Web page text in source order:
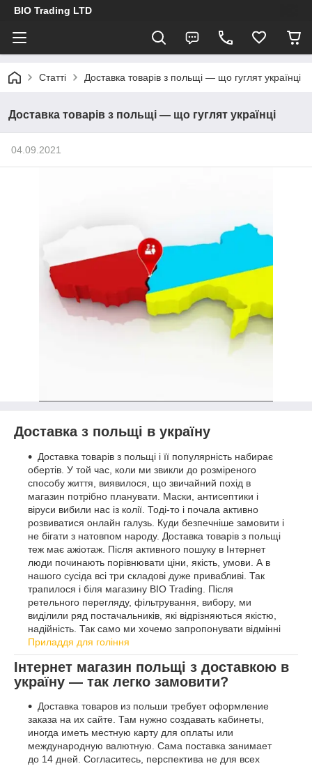
BIO Trading LTD
Статті Доставка товарів з польщі — що гуглят українці
Доставка товарів з польщі — що гуглят українці
04.09.2021
Доставка з польщі в україну
Доставка товарів з польщі і її популярність набирає
обертів. У той час, коли ми звикли до розміреного
способу життя, виявилося, що звичайний похід в
магазин потрібно планувати. Маски, антисептики і
віруси вибили нас із колії. Тоді-то і почала активно
розвиватися онлайн галузь. Куди безпечніше замовити і
не бігати з натовпом народу. Доставка товарів з польщі
теж має ажіотаж. Після активного пошуку в Інтернет
люди починають порівнювати ціни, якість, умови. А в
нашого сусіда всі три складові дуже привабливі. Так
трапилося і біля магазину BIO Trading. Після
ретельного перегляду, фільтрування, вибору, ми
виділили ряд постачальників, які відрізняються якістю,
надійність. Так само ми хочемо запропонувати відмінні
Приладдя для гоління
Інтернет магазин польщі з доставкою в
україну — так легко замовити?
Доставка товаров из польши требует оформление
заказа на их сайте. Там нужно создавать кабинеты,
иногда иметь местную карту для оплаты или
международную валютную. Сама поставка занимает
до 14 дней. Согласитесь, перспектива не для всех